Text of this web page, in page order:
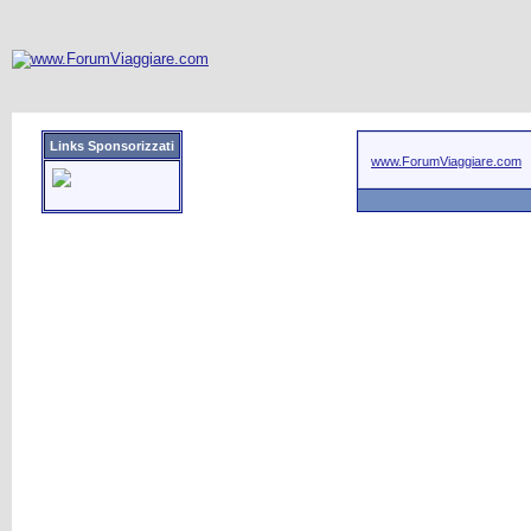
Links Sponsorizzati
www.ForumViaggiare.com